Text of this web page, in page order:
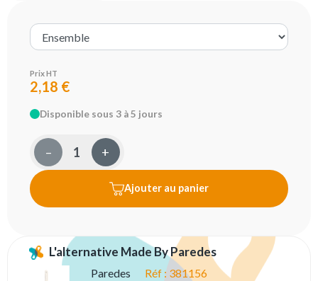
Prix HT
2,18 €
Disponible sous 3 à 5 jours
– +
Ajouter au panier
L'alternative Made By Paredes
Paredes Réf : 381156